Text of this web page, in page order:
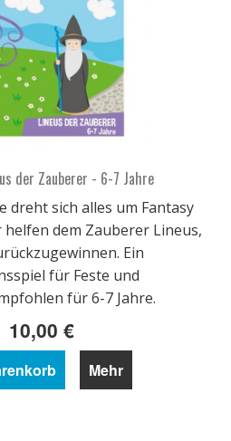
der Zauberer - 6-7 Jahre
dreht sich alles um Fantasy
helfen dem Zauberer Lineus,
Ein
für Feste und
für 6-7 Jahre.
10,00 €
Mehr